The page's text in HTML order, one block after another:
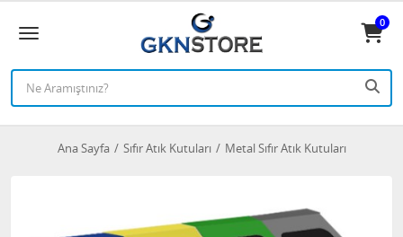
0
Ana Sayfa Sıfır Atık Kutuları Metal Sıfır Atık Kutuları